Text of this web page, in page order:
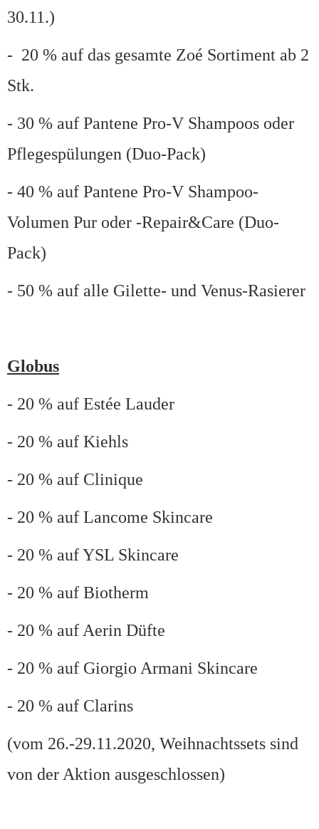
30.11.)
- 20 % auf das gesamte Zoé Sortiment ab 2
Stk.
- 30 % auf Pantene Pro-V Shampoos oder
Pflegespülungen (Duo-Pack)
- 40 % auf Pantene Pro-V Shampoo-
Volumen Pur oder -Repair&Care (Duo-
Pack)
- 50 % auf alle Gilette- und Venus-Rasierer
Globus
- 20 % auf Estée Lauder
- 20 % auf Kiehls
- 20 % auf Clinique
- 20 % auf Lancome Skincare
- 20 % auf YSL Skincare
- 20 % auf Biotherm
- 20 % auf Aerin Düfte
- 20 % auf Giorgio Armani Skincare
- 20 % auf Clarins
(vom 26.-29.11.2020, Weihnachtssets sind
von der Aktion ausgeschlossen)